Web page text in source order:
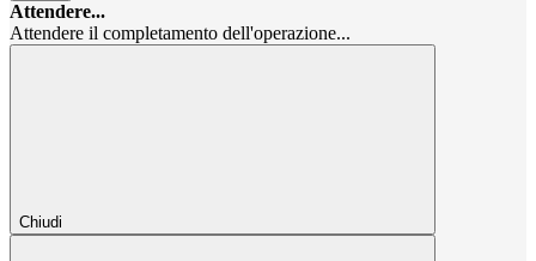
Attendere...
Attendere il completamento dell'operazione...
Chiudi